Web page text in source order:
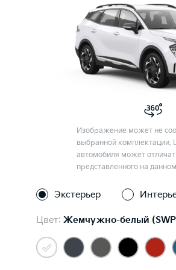
Изображение может не
выбранной комплектации.
автомобиля может
представленного на
Экстерьер
Цвет: Жемчужно-белый